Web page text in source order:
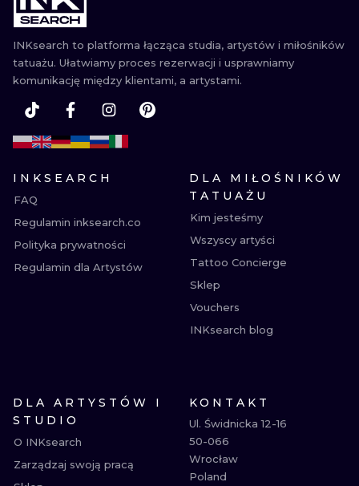
INKsearch to platforma łącząca studia, artystów i miłośników
tatuażu. Ułatwiamy proces rezerwacji i usprawniamy
komunikację między klientami, a artystami.
INKSEARCH
FAQ
Regulamin inksearch.co
Polityka prywatności
Regulamin dla Artystów
DLA MIŁOŚNIKÓW
TATUAŻU
Kim jesteśmy
Wszyscy artyści
Tattoo Concierge
Sklep
Vouchers
INKsearch blog
DLA ARTYSTÓW I
STUDIO
O INKsearch
Zarządzaj swoją pracą
KONTAKT
Ul. Świdnicka 12-16
50-066
Wrocław
Poland